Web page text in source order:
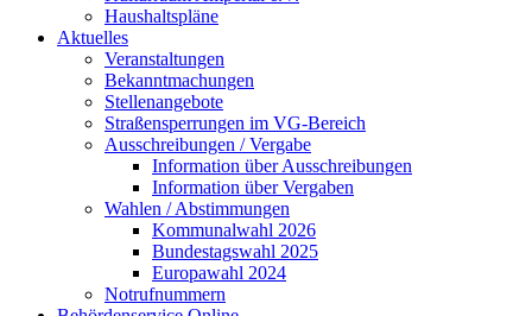
Haushaltspläne
Aktuelles
Veranstaltungen
Bekanntmachungen
Stellenangebote
Straßensperrungen im VG-Bereich
Ausschreibungen / Vergabe
Information über Ausschreibungen
Information über Vergaben
Wahlen / Abstimmungen
Kommunalwahl 2026
Bundestagswahl 2025
Europawahl 2024
Notrufnummern